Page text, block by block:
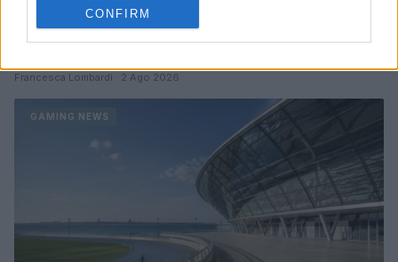
CONFIRM
William, Kate e i principini in Scozia per i giochi del
Francesca Lombardi · 2 Ago 2026
GAMING NEWS